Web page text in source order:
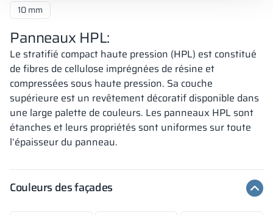
10 mm
Panneaux HPL:
Le stratifié compact haute pression (HPL) est constitué
de fibres de cellulose imprégnées de résine et
compressées sous haute pression. Sa couche
supérieure est un revêtement décoratif disponible dans
une large palette de couleurs. Les panneaux HPL sont
étanches et leurs propriétés sont uniformes sur toute
l’épaisseur du panneau.
Couleurs des façades